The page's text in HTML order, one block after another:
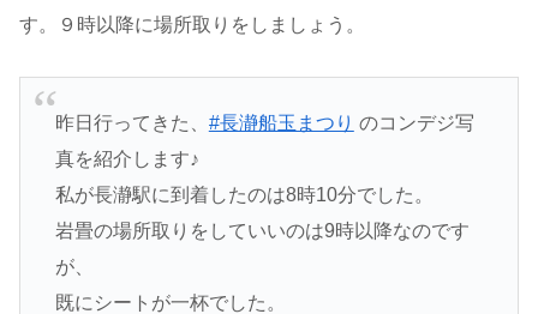
す。９時以降に場所取りをしましょう。
昨日行ってきた、 #長瀞船玉まつり のコンデジ写
真を紹介します♪
私が長瀞駅に到着したのは8時10分でした。
岩畳の場所取りをしていいのは9時以降なのです
が、
既にシートが一杯でした。